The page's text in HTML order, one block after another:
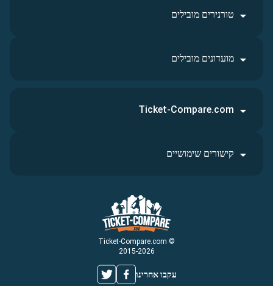
טורנירים מובילים
מועדונים מובילים
© Ticket-Compare.com
2015-2026
עקבו אחרינו
Ticket-Compare.com
קישורים שימושיים